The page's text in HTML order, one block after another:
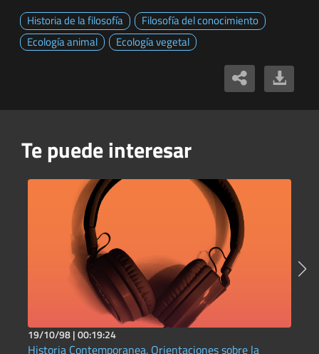
Historia de la filosofía
Filosofía del conocimiento
Ecología animal
Ecología vegetal
Te puede interesar
19/10/98 |00:19:24
Historia Contemporanea. Orientaciones sobre la